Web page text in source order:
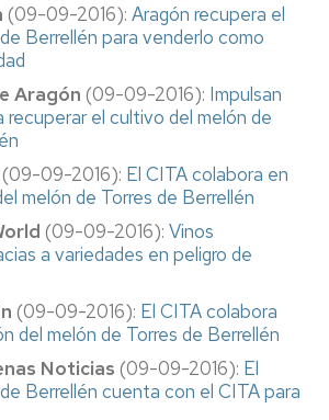
(09-09-2016): Aragón recupera el
Berrellén para venderlo como
Aragón (09-09-2016): Impulsan
el cultivo del melón de
(09-09-2016): El CITA colabora en
melón de Torres de Berrellén
(09-09-2016): Vinos
a variedades en peligro de
(09-09-2016): El CITA colabora
del melón de Torres de Berrellén
Noticias (09-09-2016): El
Berrellén cuenta con el CITA para